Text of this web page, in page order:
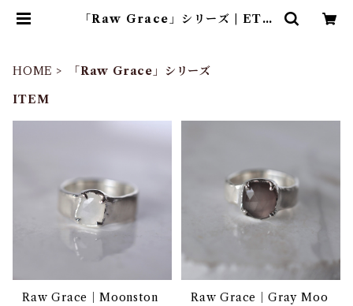
「Raw Grace」シリーズ | ETO
HOME
「Raw Grace」シリーズ
ITEM
Raw Grace｜Moonston
Raw Grace｜Gray Moo